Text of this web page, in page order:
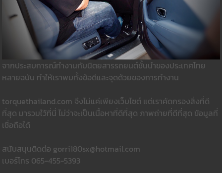
จากประสบการณ์ทำงานกับนิตยสารรถยนต์ชั้นนำของประเทศไทย
หลายฉบับ ทำให้เราพบทั้งข้อดีและจุดด้วยของการทำงาน
torquethailand.com จึงไม่แค่เพียงเว็บไซต์ แต่เราคัดกรองสิ่งที่ดี
ที่สุด มารวมใว้ที่นี่ ไม่ว่าจะเป็นเนื้อหาที่ดีที่สุด ภาพถ่ายที่ดีที่สุด ข้อมูลที่
เชื่อถือได้
สนับสนุนติดต่อ gorri180sx@hotmail.com
เบอร์โทร 065-455-5393